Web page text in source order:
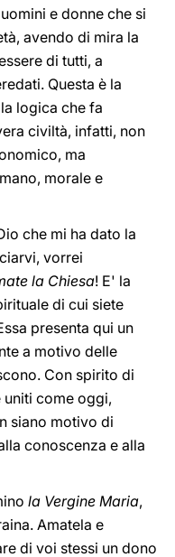
e donne che si
avendo di mira la
di tutti, a
Questa è la
logica che fa
civiltà, infatti, non
ma
morale e
che mi ha dato la
vorrei
la Chiesa! E' la
di cui siete
presenta qui un
a motivo delle
Con spirito di
come oggi,
siano motivo di
conoscenza e alla
la Vergine Maria,
Amatela e
di voi stessi un dono